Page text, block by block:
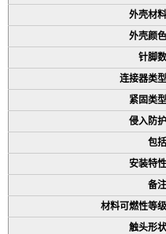
外壳材料
外壳颜色
针脚数
连接器类型
紧固类型
侵入防护
包括
安装特性
备注
材料可燃性等级
触头形状